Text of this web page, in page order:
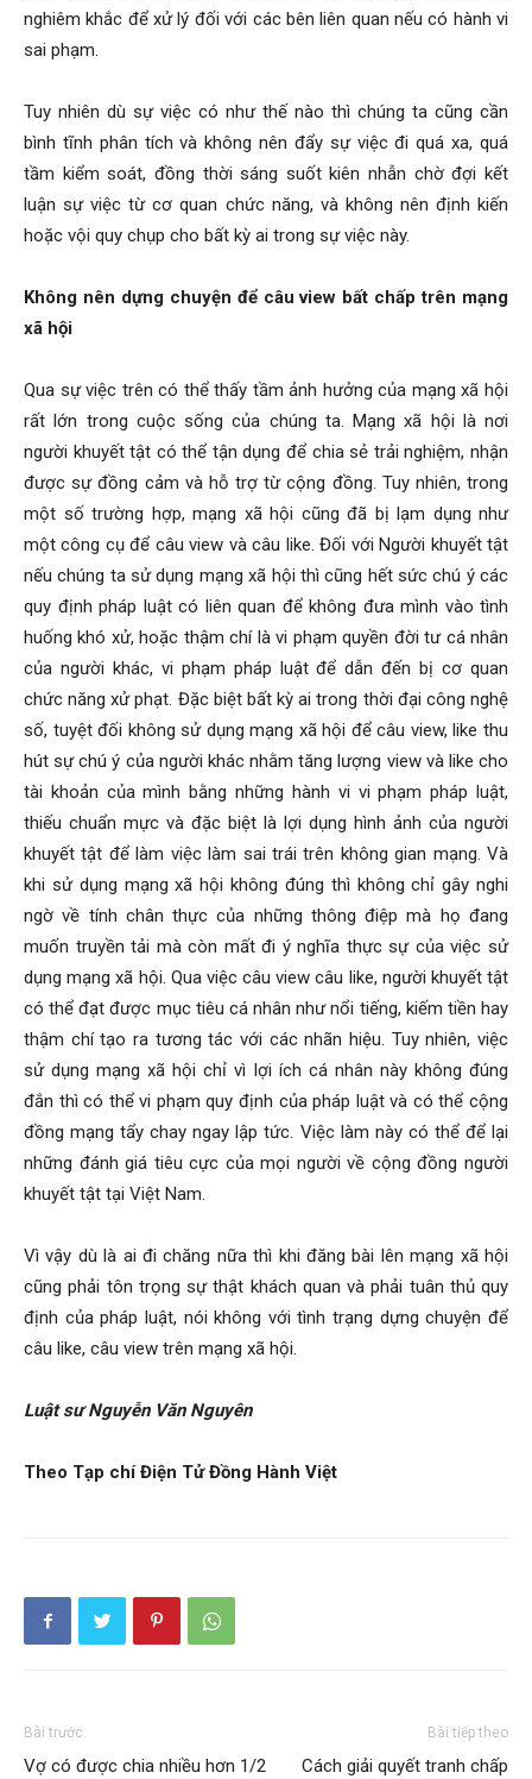
nghiêm khắc để xử lý đối với các bên liên quan nếu có hành vi
sai phạm.
Tuy nhiên dù sự việc có như thế nào thì chúng ta cũng cần
bình tĩnh phân tích và không nên đẩy sự việc đi quá xa, quá
tầm kiểm soát, đồng thời sáng suốt kiên nhẫn chờ đợi kết
luận sự việc từ cơ quan chức năng, và không nên định kiến
hoặc vội quy chụp cho bất kỳ ai trong sự việc này.
Không nên dựng chuyện để câu view bất chấp trên mạng
xã hội
Qua sự việc trên có thể thấy tầm ảnh hưởng của mạng xã hội
rất lớn trong cuộc sống của chúng ta. Mạng xã hội là nơi
người khuyết tật có thể tận dụng để chia sẻ trải nghiệm, nhận
được sự đồng cảm và hỗ trợ từ cộng đồng. Tuy nhiên, trong
một số trường hợp, mạng xã hội cũng đã bị lạm dụng như
một công cụ để câu view và câu like. Đối với Người khuyết tật
nếu chúng ta sử dụng mạng xã hội thì cũng hết sức chú ý các
quy định pháp luật có liên quan để không đưa mình vào tình
huống khó xử, hoặc thậm chí là vi phạm quyền đời tư cá nhân
của người khác, vi phạm pháp luật để dẫn đến bị cơ quan
chức năng xử phạt. Đặc biệt bất kỳ ai trong thời đại công nghệ
số, tuyệt đối không sử dụng mạng xã hội để câu view, like thu
hút sự chú ý của người khác nhằm tăng lượng view và like cho
tài khoản của mình bằng những hành vi vi phạm pháp luật,
thiếu chuẩn mực và đặc biệt là lợi dụng hình ảnh của người
khuyết tật để làm việc làm sai trái trên không gian mạng. Và
khi sử dụng mạng xã hội không đúng thì không chỉ gây nghi
ngờ về tính chân thực của những thông điệp mà họ đang
muốn truyền tải mà còn mất đi ý nghĩa thực sự của việc sử
dụng mạng xã hội. Qua việc câu view câu like, người khuyết tật
có thể đạt được mục tiêu cá nhân như nổi tiếng, kiếm tiền hay
thậm chí tạo ra tương tác với các nhãn hiệu. Tuy nhiên, việc
sử dụng mạng xã hội chỉ vì lợi ích cá nhân này không đúng
đắn thì có thể vi phạm quy định của pháp luật và có thể cộng
đồng mạng tẩy chay ngay lập tức. Việc làm này có thể để lại
những đánh giá tiêu cực của mọi người về cộng đồng người
khuyết tật tại Việt Nam.
Vì vậy dù là ai đi chăng nữa thì khi đăng bài lên mạng xã hội
cũng phải tôn trọng sự thật khách quan và phải tuân thủ quy
định của pháp luật, nói không với tình trạng dựng chuyện để
câu like, câu view trên mạng xã hội.
Luật sư Nguyễn Văn Nguyên
Theo Tạp chí Điện Tử Đồng Hành Việt
Bài trước
Vợ có được chia nhiều hơn 1/2
Bài tiếp theo
Cách giải quyết tranh chấp